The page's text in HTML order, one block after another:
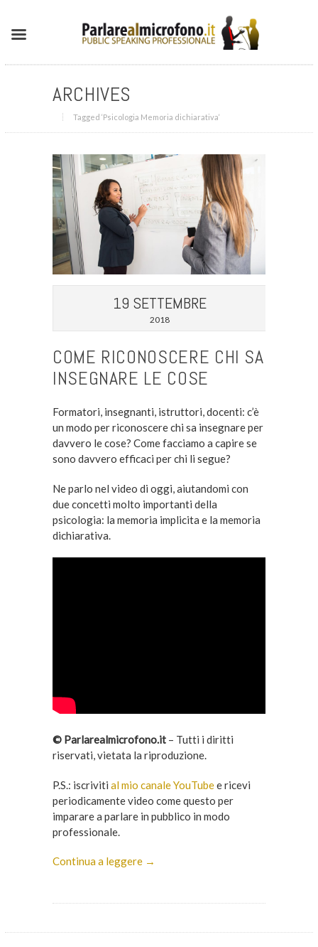
ARCHIVES
Tagged ‘Psicologia Memoria dichiarativa‘
19 SETTEMBRE
2018
COME RICONOSCERE CHI SA
INSEGNARE LE COSE
Formatori, insegnanti, istruttori, docenti: c’è
un modo per riconoscere chi sa insegnare per
davvero le cose? Come facciamo a capire se
sono davvero efficaci per chi li segue?
Ne parlo nel video di oggi, aiutandomi con
due concetti molto importanti della
psicologia: la memoria implicita e la memoria
dichiarativa.
© Parlarealmicrofono.it– Tutti i diritti
riservati, vietata la riproduzione.
P.S.: iscriviti al mio canale YouTubee ricevi
periodicamente video come questo per
imparare a parlare in pubblico in modo
professionale.
Continua a leggere →